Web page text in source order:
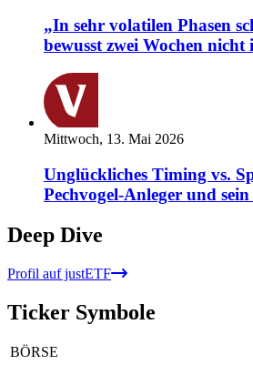
„In sehr volatilen Phasen
bewusst zwei Wochen nicht
Mittwoch, 13. Mai 2026
Unglückliches Timing vs.
Pechvogel-Anleger und
Deep Dive
Profil auf justETF
Ticker Symbole
BÖRSE